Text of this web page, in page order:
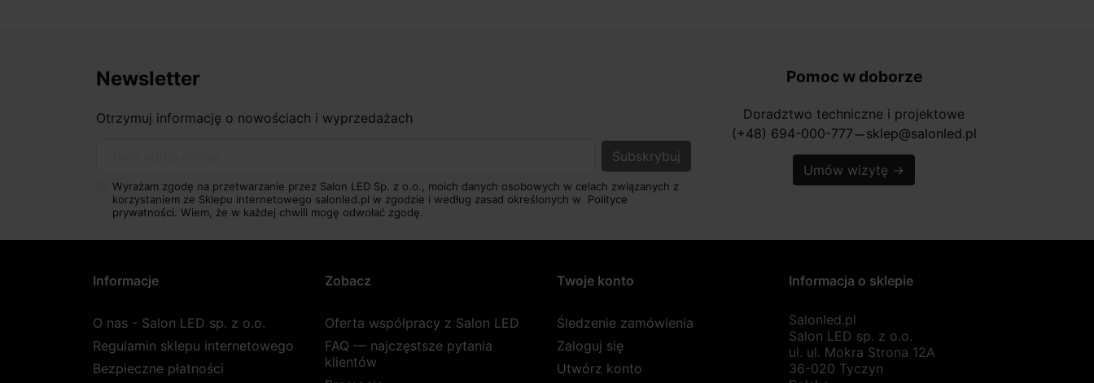
Newsletter
Otrzymuj informację o nowościach i wyprzedażach
Wyrażam zgodę na przetwarzanie przez Salon LED Sp. z o.o., moich danych osobowych w celach związanych z
korzystaniem ze Sklepu internetowego salonled.pl w zgodzie i według zasad określonych w Polityce
prywatności. Wiem, że w każdej chwili mogę odwołać zgodę.
Pomoc w doborze
Doradztwo techniczne i projektowe
(+48) 694-000-777 horizontal_rule sklep@salonled.pl
Umów wizytę →
Informacje
O nas - Salon LED sp. z o.o.
Regulamin sklepu internetowego
Bezpieczne płatności
Zobacz
Oferta współpracy z Salon LED
FAQ — najczęstsze pytania
klientów
Twoje konto
Śledzenie zamówienia
Zaloguj się
Utwórz konto
Informacja o sklepie
Salonled.pl
Salon LED sp. z o.o.
ul. ul. Mokra Strona 12A
36-020 Tyczyn